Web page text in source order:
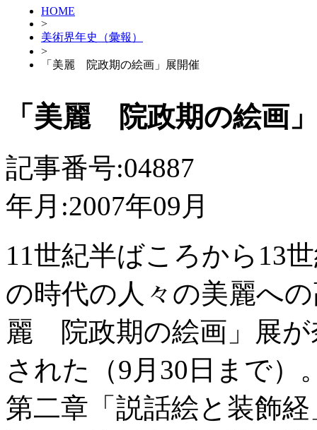
HOME
>
美術界年史（彙報）
>
「美麗 院政期の絵画」展開催
「美麗 院政期の絵画
記事番号:04887
年月:2007年09月
11世紀半ばころから13
の時代の人々の美麗へ
麗 院政期の絵画」展が
された（9月30日まで）
第二章「説話絵と装飾